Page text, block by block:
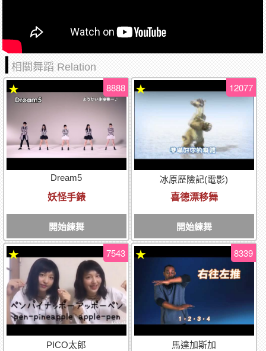
相關舞蹈 Relation
Dream5
妖怪手錶
開始練舞
8888
★
冰原歷險記(電影)
喜德漂移舞
開始練舞
12077
★
PICO太郎
7543
★
馬達加斯加
8339
★